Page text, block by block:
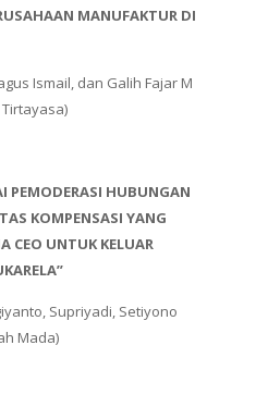
MANUFAKTUR DI
Ismail, dan Galih Fajar M
PEMODERASI HUBUNGAN
KOMPENSASI YANG
CEO UNTUK KELUAR
Supriyadi, Setiyono
Mada)